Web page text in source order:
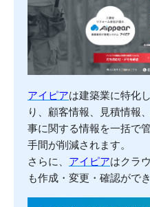
アイピアは建築業に特化
り、顧客情報、見積情報
事に関する情報を一括で
手間が削減されます。
さらに、 アイピアはクラ
も作成・変更・確認ができ